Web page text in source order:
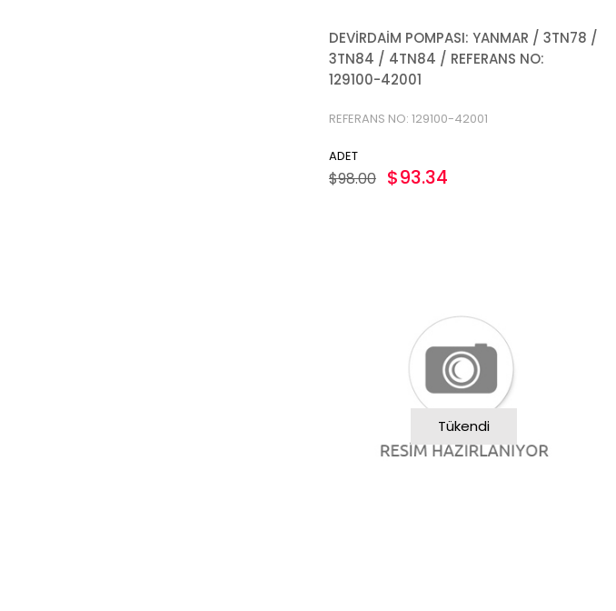
DEVİRDAİM POMPASI: YANMAR / 3TN78 /
3TN84 / 4TN84 / REFERANS NO:
129100-42001
REFERANS NO: 129100-42001
ADET
$93.34
$98.00
Tükendi